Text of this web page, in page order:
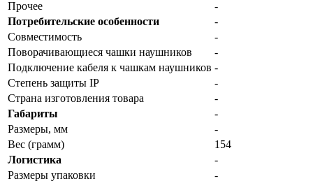
Прочее
-
Потребительские особенности
-
Совместимость
-
Поворачивающиеся чашки наушников
-
Подключение кабеля к чашкам наушников -
Степень защиты IP
-
Страна изготовления товара
-
Габариты
-
Размеры, мм
-
Вес (грамм)
154
Логистика
-
Размеры упаковки
-